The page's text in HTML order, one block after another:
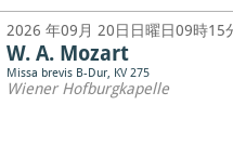
2026 年09月 20日日曜日09時15
W. A. Mozart
Missa brevis B-Dur, KV 275
Wiener Hofburgkapelle